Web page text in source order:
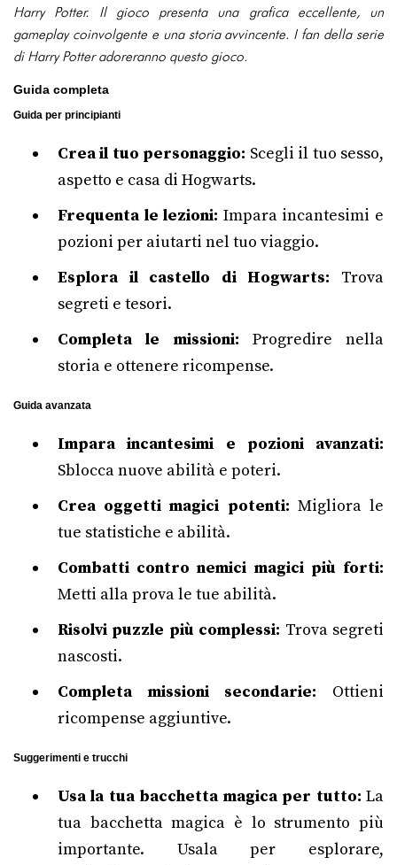
Harry Potter. Il gioco presenta una grafica eccellente, un
gameplay coinvolgente e una storia avvincente. I fan della serie
di Harry Potter adoreranno questo gioco.
Guida completa
Guida per principianti
Crea il tuo personaggio: Scegli il tuo sesso,
aspetto e casa di Hogwarts.
Frequenta le lezioni: Impara incantesimi e
pozioni per aiutarti nel tuo viaggio.
Esplora il castello di Hogwarts: Trova
segreti e tesori.
Completa le missioni: Progredire nella
storia e ottenere ricompense.
Guida avanzata
Impara incantesimi e pozioni avanzati:
Sblocca nuove abilità e poteri.
Crea oggetti magici potenti: Migliora le
tue statistiche e abilità.
Combatti contro nemici magici più forti:
Metti alla prova le tue abilità.
Risolvi puzzle più complessi: Trova segreti
nascosti.
Completa missioni secondarie: Ottieni
ricompense aggiuntive.
Suggerimenti e trucchi
Usa la tua bacchetta magica per tutto: La
tua bacchetta magica è lo strumento più
importante. Usala per esplorare,